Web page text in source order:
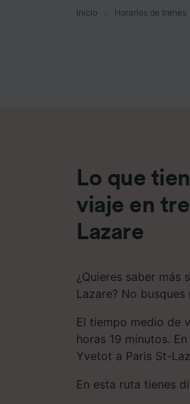
Inicio Horarios de trenes
Lo que
viaje en
Lazare
¿Quieres saber más
Lazare? No busques
El tiempo medio de
horas 19 minutos.
Yvetot a Paris St-
En esta ruta tienes